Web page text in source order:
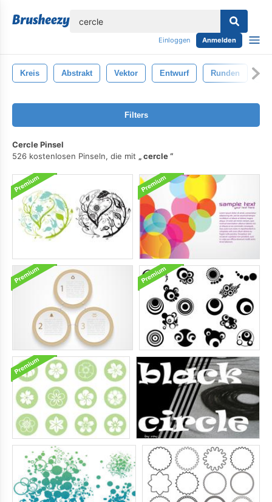
Einloggen Anmelden
Kreis Abstrakt Vektor Entwurf Runden
Filters
Cercle Pinsel
526 kostenlosen Pinseln, die mit
cercle